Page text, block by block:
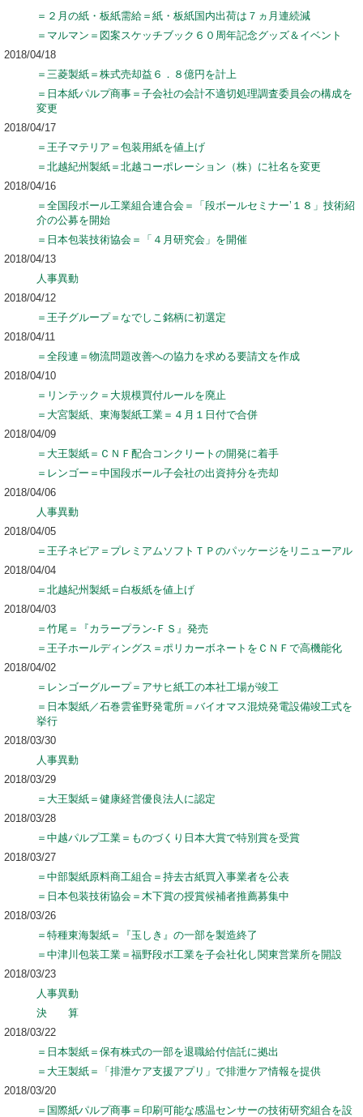
＝２月の紙・板紙需給＝紙・板紙国内出荷は７ヵ月連続減
＝マルマン＝図案スケッチブック６０周年記念グッズ＆イベント
2018/04/18
＝三菱製紙＝株式売却益６．８億円を計上
＝日本紙パルプ商事＝子会社の会計不適切処理調査委員会の構成を
変更
2018/04/17
＝王子マテリア＝包装用紙を値上げ
＝北越紀州製紙＝北越コーポレーション（株）に社名を変更
2018/04/16
＝全国段ボール工業組合連合会＝「段ボールセミナー’１８」技術紹
介の公募を開始
＝日本包装技術協会＝「４月研究会」を開催
2018/04/13
人事異動
2018/04/12
＝王子グループ＝なでしこ銘柄に初選定
2018/04/11
＝全段連＝物流問題改善への協力を求める要請文を作成
2018/04/10
＝リンテック＝大規模買付ルールを廃止
＝大宮製紙、東海製紙工業＝４月１日付で合併
2018/04/09
＝大王製紙＝ＣＮＦ配合コンクリートの開発に着手
＝レンゴー＝中国段ボール子会社の出資持分を売却
2018/04/06
人事異動
2018/04/05
＝王子ネピア＝プレミアムソフトＴＰのパッケージをリニューアル
2018/04/04
＝北越紀州製紙＝白板紙を値上げ
2018/04/03
＝竹尾＝『カラープラン‐ＦＳ』発売
＝王子ホールディングス＝ポリカーボネートをＣＮＦで高機能化
2018/04/02
＝レンゴーグループ＝アサヒ紙工の本社工場が竣工
＝日本製紙／石巻雲雀野発電所＝バイオマス混焼発電設備竣工式を
挙行
2018/03/30
人事異動
2018/03/29
＝大王製紙＝健康経営優良法人に認定
2018/03/28
＝中越パルプ工業＝ものづくり日本大賞で特別賞を受賞
2018/03/27
＝中部製紙原料商工組合＝持去古紙買入事業者を公表
＝日本包装技術協会＝木下賞の授賞候補者推薦募集中
2018/03/26
＝特種東海製紙＝『玉しき』の一部を製造終了
＝中津川包装工業＝福野段ボ工業を子会社化し関東営業所を開設
2018/03/23
人事異動
決 算
2018/03/22
＝日本製紙＝保有株式の一部を退職給付信託に拠出
＝大王製紙＝「排泄ケア支援アプリ」で排泄ケア情報を提供
2018/03/20
＝国際紙パルプ商事＝印刷可能な感温センサーの技術研究組合を設